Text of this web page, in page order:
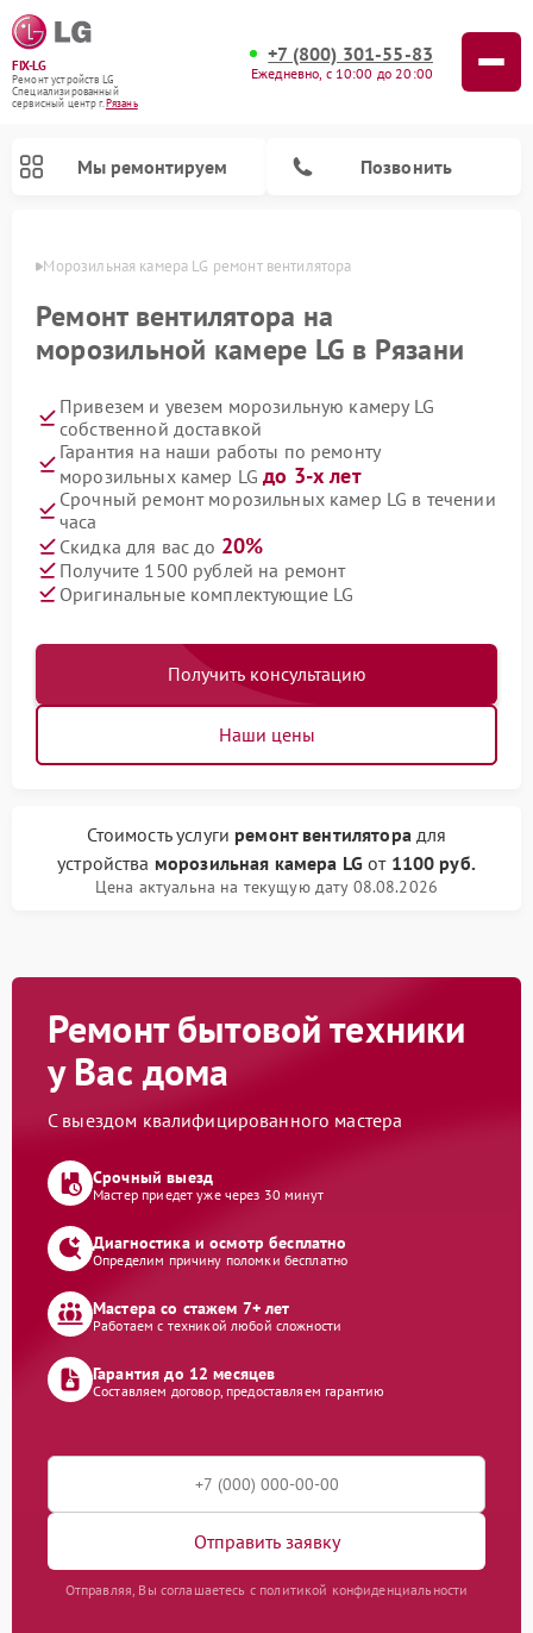
FIX-LG
Ремонт устройств LG
Специализированный
cервисный центр г.Рязань
+7 (800) 301-55-83
Ежедневно, с 10:00 до 20:00
Мы ремонтируем Позвонить
Морозильная камера LG ремонт вентилятора
Ремонт вентилятора на
морозильной камере LG в Рязани
Привезем и увезем морозильную камеру LG
собственной доставкой
Гарантия на наши работы по ремонту
морозильных камер LGдо 3-х лет
Срочный ремонт морозильных камер LG в течении
часа
Скидка для вас до 20%
Получите 1500 рублей на ремонт
Оригинальные комплектующие LG
Получить консультацию
Наши цены
Стоимость услуги ремонт вентиляторадля
устройства морозильная камера LG от 1100 руб.
Цена актуальна на текущую дату 08.08.2026
Ремонт бытовой техники
у Вас дома
С выездом квалифицированного мастера
Срочный выезд
Мастер приедет уже через 30 минут
Диагностика и осмотр бесплатно
Определим причину поломки бесплатно
Мастера со стажем 7+ лет
Работаем с техникой любой сложности
Гарантия до 12 месяцев
Составляем договор, предоставляем гарантию
Отправить заявку
Отправляя, Вы соглашаетесь с политикой конфиденциальности